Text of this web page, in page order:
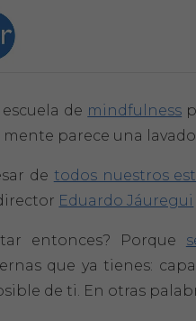
de mindfulness
mente parece una
de todos nuestros
Eduardo Jáuregui
entonces? Porque
que ya tienes:
de ti. En otras